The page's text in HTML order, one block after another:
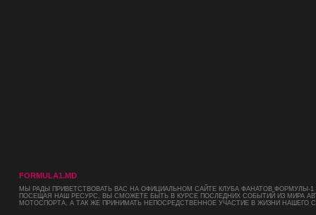
FORMULA1.MD
МЫ РАДЫ ПРИВЕТСТВОВАТЬ ВАС НА ОФИЦИАЛЬНОМ САЙТЕ КЛУБА ФАНАТОВ ФОРМУЛЫ-
ПОСЕЩАЯ НАШ РЕСУРС, ВЫ СМОЖЕТЕ БЫТЬ В КУРСЕ ПОСЛЕДНИХ СОБЫТИЙ ИЗ МИРА
МОТОСПОРТА, А ТАК ЖЕ ПРИНИМАТЬ НЕПОСРЕДСТВЕННОЕ УЧАСТИЕ В ЖИЗНИ НАШЕГО